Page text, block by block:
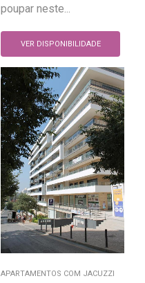
poupar neste...
VER DISPONIBILIDADE
APARTAMENTOS COM JACUZZI